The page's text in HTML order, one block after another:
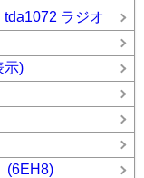
ラジオ
示)
(6EH8)